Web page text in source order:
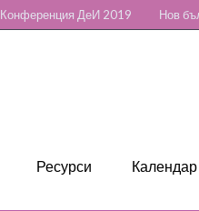
Конференция ДеИ 2019 Нов
Ресурси Календар